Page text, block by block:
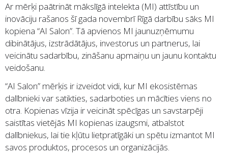
Ar mērķi paātrināt mākslīgā intelekta (MI) attīstību un
inovāciju rašanos šī gada novembrī Rīgā darbību sāks MI
kopiena “AI Salon”. Tā apvienos MI jaunuzņēmumu
dibinātājus, izstrādātājus, investorus un partnerus, lai
veicinātu sadarbību, zināšanu apmaiņu un jaunu kontaktu
veidošanu.
“AI Salon” mērķis ir izveidot vidi, kur MI ekosistēmas
dalībnieki var satikties, sadarboties un mācīties viens no
otra. Kopienas vīzija ir veicināt spēcīgas un savstarpēji
saistītas vietējās MI kopienas izaugsmi, atbalstot
dalībniekus, lai tie kļūtu lietpratīgāki un spētu izmantot MI
savos produktos, procesos un organizācijās.